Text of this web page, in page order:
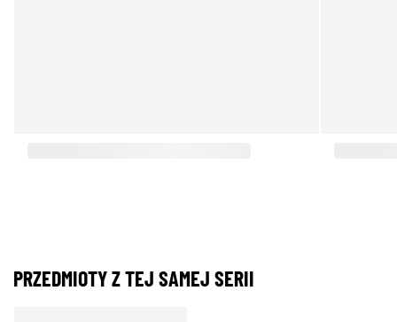
PRZEDMIOTY Z TEJ SAMEJ SERII